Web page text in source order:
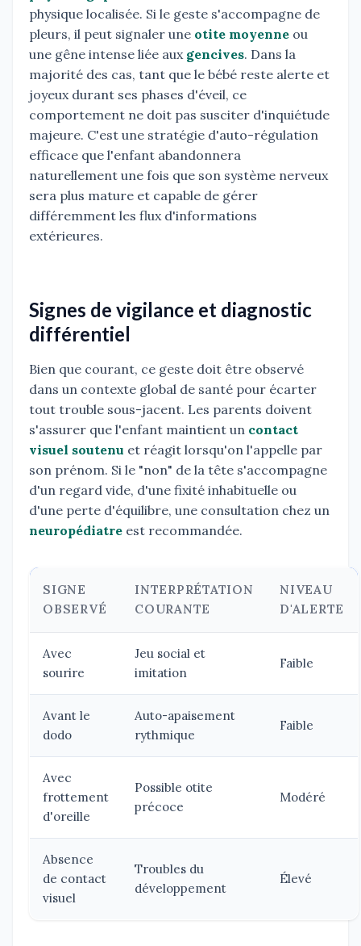
physique localisée. Si le geste s'accompagne de
pleurs, il peut signaler une otite moyenne ou
une gêne intense liée aux gencives. Dans la
majorité des cas, tant que le bébé reste alerte et
joyeux durant ses phases d'éveil, ce
comportement ne doit pas susciter d'inquiétude
majeure. C'est une stratégie d'auto-régulation
efficace que l'enfant abandonnera
naturellement une fois que son système nerveux
sera plus mature et capable de gérer
différemment les flux d'informations
extérieures.
Signes de vigilance et diagnostic
différentiel
Bien que courant, ce geste doit être observé
dans un contexte global de santé pour écarter
tout trouble sous-jacent. Les parents doivent
s'assurer que l'enfant maintient un contact
visuel soutenu et réagit lorsqu'on l'appelle par
son prénom. Si le "non" de la tête s'accompagne
d'un regard vide, d'une fixité inhabituelle ou
d'une perte d'équilibre, une consultation chez un
neuropédiatre est recommandée.
SIGNE
OBSERVÉ
INTERPRÉTATION
COURANTE
NIVEAU
D'ALERTE
Avec
sourire
Jeu social et
imitation
Faible
Avant le
dodo
Auto-apaisement
rythmique
Faible
Avec
frottement
d'oreille
Possible otite
précoce
Modéré
Absence
de contact
visuel
Troubles du
développement
Élevé